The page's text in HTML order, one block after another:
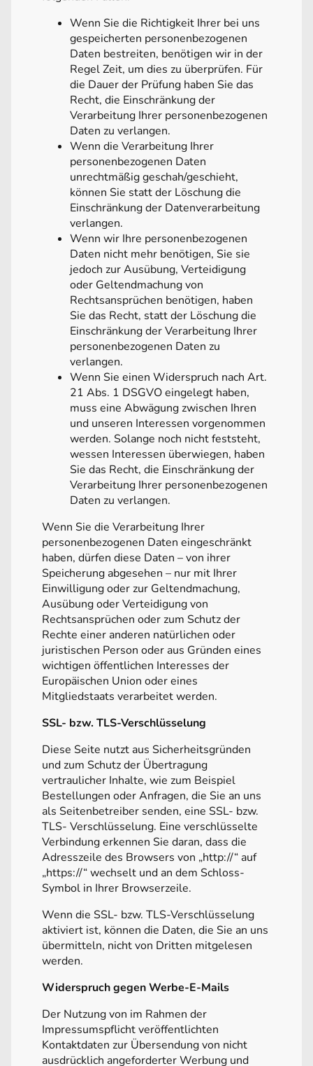
Wenn Sie die Richtigkeit Ihrer bei uns
gespeicherten personenbezogenen
Daten bestreiten, benötigen wir in der
Regel Zeit, um dies zu überprüfen. Für
die Dauer der Prüfung haben Sie das
Recht, die Einschränkung der
Verarbeitung Ihrer personenbezogenen
Daten zu verlangen.
Wenn die Verarbeitung Ihrer
personenbezogenen Daten
unrechtmäßig geschah/geschieht,
können Sie statt der Löschung die
Einschränkung der Datenverarbeitung
verlangen.
Wenn wir Ihre personenbezogenen
Daten nicht mehr benötigen, Sie sie
jedoch zur Ausübung, Verteidigung
oder Geltendmachung von
Rechtsansprüchen benötigen, haben
Sie das Recht, statt der Löschung die
Einschränkung der Verarbeitung Ihrer
personenbezogenen Daten zu
verlangen.
Wenn Sie einen Widerspruch nach Art.
21 Abs. 1 DSGVO eingelegt haben,
muss eine Abwägung zwischen Ihren
und unseren Interessen vorgenommen
werden. Solange noch nicht feststeht,
wessen Interessen überwiegen, haben
Sie das Recht, die Einschränkung der
Verarbeitung Ihrer personenbezogenen
Daten zu verlangen.
Wenn Sie die Verarbeitung Ihrer
personenbezogenen Daten eingeschränkt
haben, dürfen diese Daten – von ihrer
Speicherung abgesehen – nur mit Ihrer
Einwilligung oder zur Geltendmachung,
Ausübung oder Verteidigung von
Rechtsansprüchen oder zum Schutz der
Rechte einer anderen natürlichen oder
juristischen Person oder aus Gründen eines
wichtigen öffentlichen Interesses der
Europäischen Union oder eines
Mitgliedstaats verarbeitet werden.
SSL- bzw. TLS-Verschlüsselung
Diese Seite nutzt aus Sicherheitsgründen
und zum Schutz der Übertragung
vertraulicher Inhalte, wie zum Beispiel
Bestellungen oder Anfragen, die Sie an uns
als Seitenbetreiber senden, eine SSL- bzw.
TLS- Verschlüsselung. Eine verschlüsselte
Verbindung erkennen Sie daran, dass die
Adresszeile des Browsers von „http://“ auf
„https://“ wechselt und an dem Schloss-
Symbol in Ihrer Browserzeile.
Wenn die SSL- bzw. TLS-Verschlüsselung
aktiviert ist, können die Daten, die Sie an uns
übermitteln, nicht von Dritten mitgelesen
werden.
Widerspruch gegen Werbe-E-Mails
Der Nutzung von im Rahmen der
Impressumspflicht veröffentlichten
Kontaktdaten zur Übersendung von nicht
ausdrücklich angeforderter Werbung und